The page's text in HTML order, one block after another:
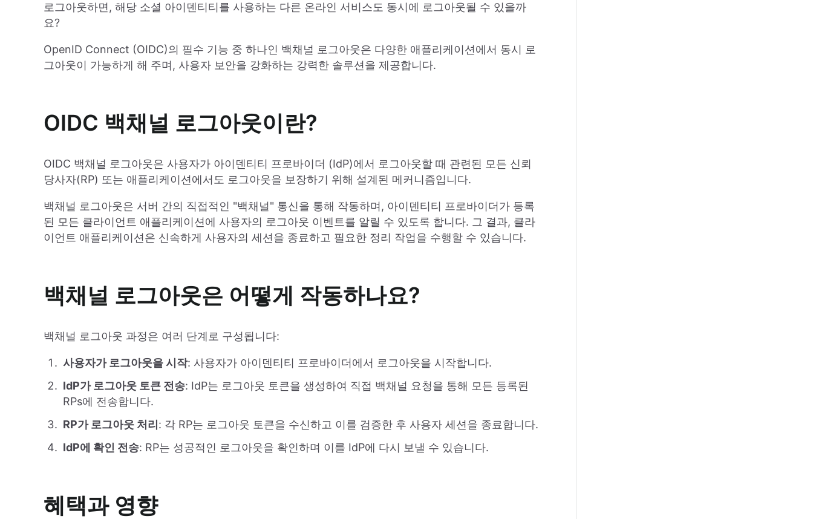
로그아웃하면, 해당 소셜 아이덴티티를 사용하는 다른 온라인 서비스도 동시에 로그아웃될 수 있을까
요?
OpenID Connect (OIDC)의 필수 기능 중 하나인 백채널 로그아웃은 다양한 애플리케이션에서 동시 로
그아웃이 가능하게 해 주며, 사용자 보안을 강화하는 강력한 솔루션을 제공합니다.
OIDC 백채널 로그아웃이란?
OIDC 백채널 로그아웃은 사용자가 아이덴티티 프로바이더 (IdP)에서 로그아웃할 때 관련된 모든 신뢰
당사자(RP) 또는 애플리케이션에서도 로그아웃을 보장하기 위해 설계된 메커니즘입니다.
백채널 로그아웃은 서버 간의 직접적인 "백채널" 통신을 통해 작동하며, 아이덴티티 프로바이더가 등록
된 모든 클라이언트 애플리케이션에 사용자의 로그아웃 이벤트를 알릴 수 있도록 합니다. 그 결과, 클라
이언트 애플리케이션은 신속하게 사용자의 세션을 종료하고 필요한 정리 작업을 수행할 수 있습니다.
백채널 로그아웃은 어떻게 작동하나요?
백채널 로그아웃 과정은 여러 단계로 구성됩니다:
사용자가 로그아웃을 시작: 사용자가 아이덴티티 프로바이더에서 로그아웃을 시작합니다.
IdP가 로그아웃 토큰 전송: IdP는 로그아웃 토큰을 생성하여 직접 백채널 요청을 통해 모든 등록된
RPs에 전송합니다.
RP가 로그아웃 처리 : 각 RP는 로그아웃 토큰을 수신하고 이를 검증한 후 사용자 세션을 종료합니다.
IdP에 확인 전송: RP는 성공적인 로그아웃을 확인하며 이를 IdP에 다시 보낼 수 있습니다.
혜택과 영향